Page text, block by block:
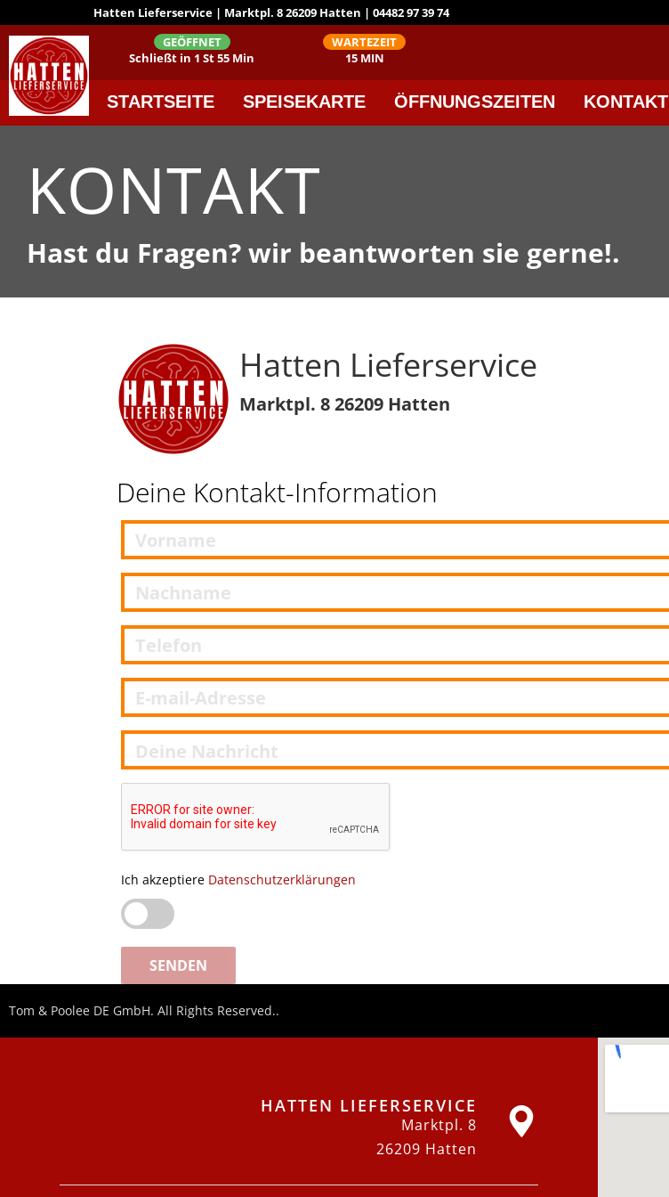
Hatten Lieferservice | Marktpl. 8 26209 Hatten | 04482 97 39 74
GEÖFFNET
Schließt in 1 St 55 Min
WARTEZEIT
15 MIN
STARTSEITE SPEISEKARTE ÖFFNUNGSZEITEN KONTAKT
KONTAKT
Hast du Fragen? wir beantworten sie gerne!.
Hatten Lieferservice
Marktpl. 8 26209 Hatten
Deine Kontakt-Information
Ich akzeptiere Datenschutzerklärungen
SENDEN
Tom & Poolee DE GmbH. All Rights Reserved..
HATTEN LIEFERSERVICE
Marktpl. 8
26209 Hatten